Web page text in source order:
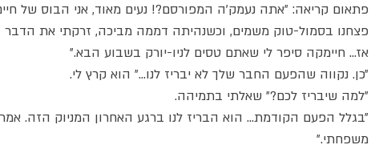
פתאום קריאה: ״אתה נעמק׳ה המפורסם?! נעים מאוד, אני הבוס של
פצחנו בסמול-טוק משמים, וכשנהיתה דממה מביכה, זרקתי את הדבר
אז... חיימקה סיפר לי שאתם טסים לניו-יורק בשבוע הבא.״
״כן. נקווה שהפעם החבר שלך לא יבריז לנו...״ הוא קרץ לי.
״למה שיבריז לכם?״ שאלתי בתמיהה.
״בגלל הפעם הקודמת... הוא הבריז לנו ברגע האחרון המניוק הזה.
משפחתי.״